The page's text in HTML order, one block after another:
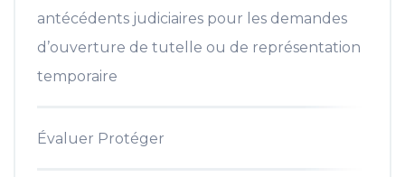
antécédents judiciaires pour les demandes
d’ouverture de tutelle ou de représentation
temporaire
Évaluer Protéger